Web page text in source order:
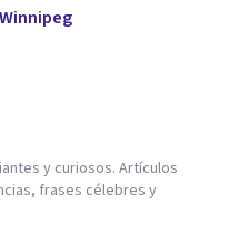
y curiosos. Artículos
frases célebres y